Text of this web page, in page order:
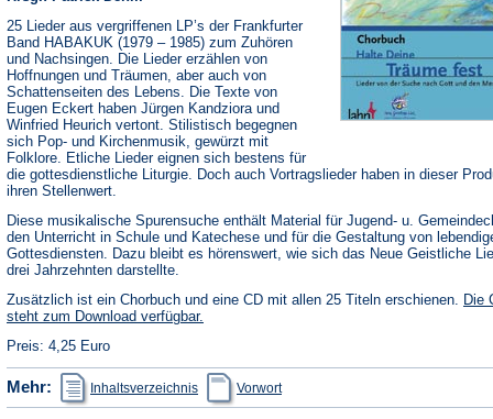
25 Lieder aus vergriffenen LP’s der Frankfurter
Band HABAKUK (1979 – 1985) zum Zuhören
und Nachsingen. Die Lieder erzählen von
Hoffnungen und Träumen, aber auch von
Schattenseiten des Lebens. Die Texte von
Eugen Eckert haben Jürgen Kandziora und
Winfried Heurich vertont. Stilistisch begegnen
sich Pop- und Kirchenmusik, gewürzt mit
Folklore. Etliche Lieder eignen sich bestens für
die gottesdienstliche Liturgie. Doch auch Vortragslieder haben in dieser
ihren Stellenwert.
Diese musikalische Spurensuche enthält Material für Jugend- u.
den Unterricht in Schule und Katechese und für die Gestaltung von
Gottesdiensten. Dazu bleibt es hörenswert, wie sich das Neue Geistliche
drei Jahrzehnten darstellte.
Zusätzlich ist ein Chorbuch und eine CD mit allen 25 Titeln erschienen. Die
steht zum Download verfügbar.
Preis: 4,25 Euro
Mehr: Inhaltsverzeichnis
(Öffnet
in
einem
Vorwortin
einem